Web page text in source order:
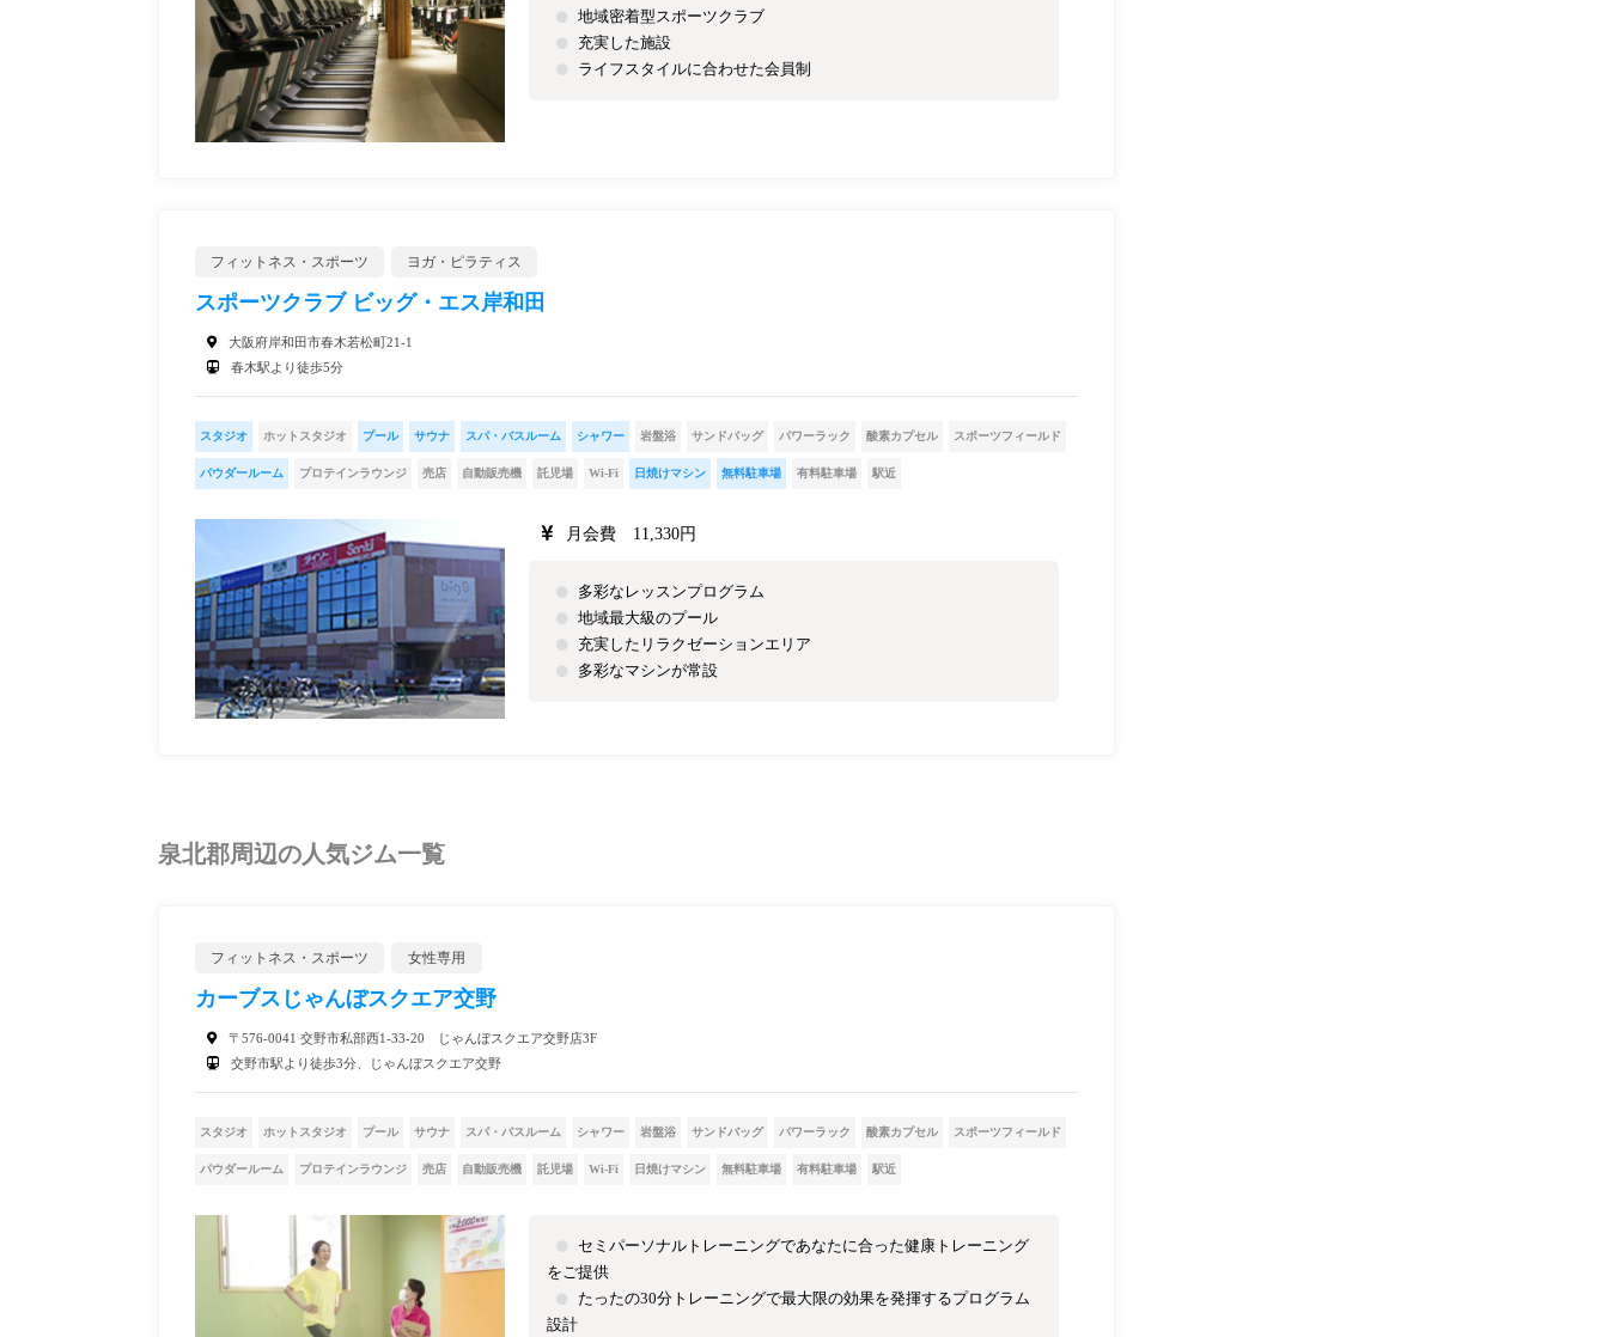
地域密着型スポーツクラブ
充実した施設
ライフスタイルに合わせた会員制
フィットネス・スポーツ ヨガ・ピラティス
スポーツクラブ ビッグ・エス岸和田
大阪府岸和田市春木若松町21-1
春木駅より徒歩5分
スタジオ ホットスタジオ プール サウナ スパ・バスルーム シャワー 岩盤浴 サンドバッグ パワーラック 酸素カプセル スポーツフィールド
パウダールーム プロテインラウンジ 売店 自動販売機 託児場 Wi-Fi 日焼けマシン 無料駐車場 有料駐車場 駅近
月会費 11,330円
多彩なレッスンプログラム
地域最大級のプール
充実したリラクゼーションエリア
多彩なマシンが常設
泉北郡周辺の人気ジム一覧
フィットネス・スポーツ 女性専用
カーブスじゃんぼスクエア交野
〒576-0041 交野市私部西1-33-20 じゃんぼスクエア交野店3F
交野市駅より徒歩3分、じゃんぼスクエア交野
スタジオ ホットスタジオ プール サウナ スパ・バスルーム シャワー 岩盤浴 サンドバッグ パワーラック 酸素カプセル スポーツフィールド
パウダールーム プロテインラウンジ 売店 自動販売機 託児場 Wi-Fi 日焼けマシン 無料駐車場 有料駐車場 駅近
セミパーソナルトレーニングであなたに合った健康トレーニング
をご提供
たったの30分トレーニングで最大限の効果を発揮するプログラム
設計